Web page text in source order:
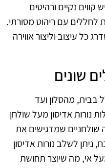
נקיים ורהיטים
לחללים עם ריהוט מסורתי.
כל עיצוב וליצור אווירה
שונים
בבית, מהסלון ועד
נורות אדיסון מעל שולחן
שמדגישים את
לשלב נורות אדיסון
אי, מה שיוצר תחושת